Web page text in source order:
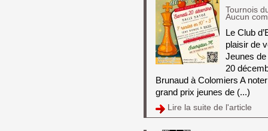
Tournois
Aucun
Le Club
plaisir de
Jeunes
20
Brunaud à Colomiers A
grand prix jeunes de (...)
Lire la suite de l'article